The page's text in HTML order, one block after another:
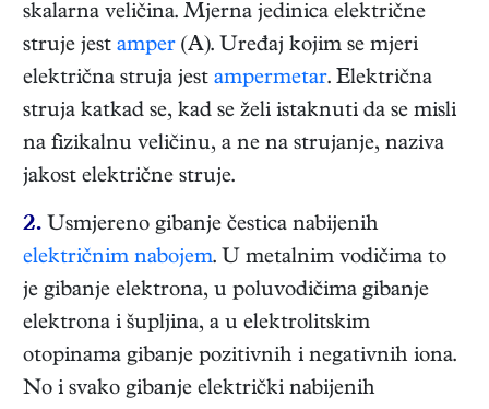
skalarna veličina. Mjerna jedinica električne
struje jest amper (A). Uređaj kojim se mjeri
električna struja jest ampermetar. Električna
struja katkad se, kad se želi istaknuti da se misli
na fizikalnu veličinu, a ne na strujanje, naziva
jakost električne struje.
2. Usmjereno gibanje čestica nabijenih
električnim nabojem. U metalnim vodičima to
je gibanje elektrona, u poluvodičima gibanje
elektrona i šupljina, a u elektrolitskim
otopinama gibanje pozitivnih i negativnih iona.
No i svako gibanje električki nabijenih